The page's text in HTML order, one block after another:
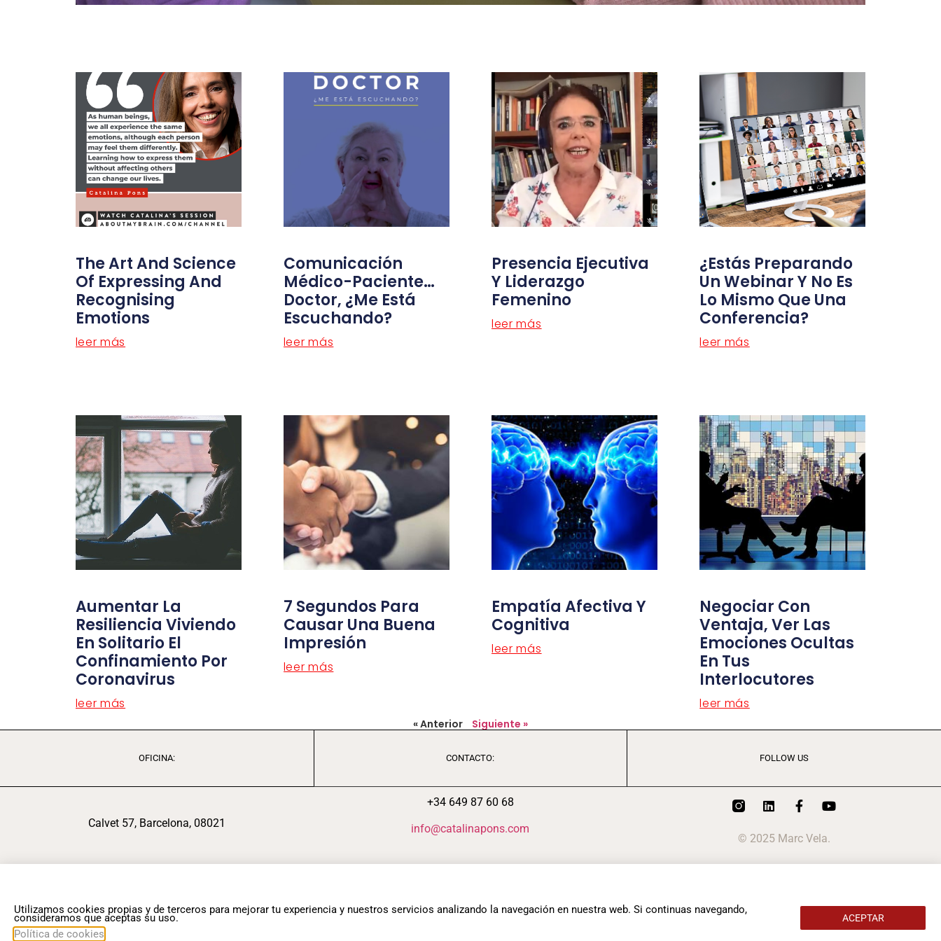
The Art And Science
Of Expressing And
Recognising
Emotions
leer más
Comunicación
Médico-Paciente…
Doctor, ¿me Está
Escuchando?
leer más
Presencia Ejecutiva
Y Liderazgo
Femenino
leer más
¿Estás Preparando
Un Webinar Y No Es
Lo Mismo Que Una
Conferencia?
leer más
Aumentar La
Resiliencia Viviendo
En Solitario El
Confinamiento Por
Coronavirus
leer más
7 Segundos Para
Causar Una Buena
Impresión
leer más
Empatía Afectiva Y
Cognitiva
leer más
Negociar Con
Ventaja, Ver Las
Emociones Ocultas
En Tus
Interlocutores
leer más
« Anterior Siguiente »
OFICINA:
Calvet 57, Barcelona, 08021
CONTACTO:
+34 649 87 60 68
info@catalinapons.com
Aviso legal
FOLLOW US
© 2025 Marc Vela.
Utilizamos cookies propias y de terceros para mejorar tu experiencia y nuestros servicios analizando la navegación en nuestra web. Si continuas navegando,
consideramos que aceptas su uso.
Política de cookies
ACEPTAR